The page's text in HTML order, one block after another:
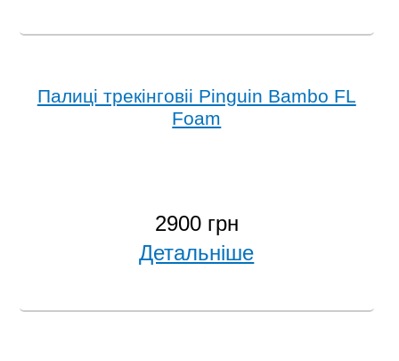
Палиці трекінговіі Pinguin Bambo FL
Foam
2900 грн
Детальніше